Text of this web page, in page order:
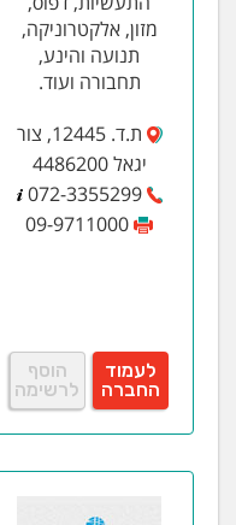
מזון, אלקטרוניקה,
תנועה והינע,
תחבורה ועוד.
ת.ד. 12445, צור
יגאל 4486200
072-3355299
09-9711000
לעמוד
החברה
הוסף
לרשימה